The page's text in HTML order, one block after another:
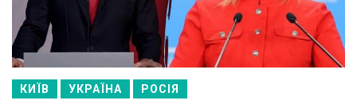
КИЇВ УКРАЇНА РОСІЯ